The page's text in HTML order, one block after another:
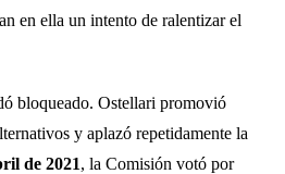
en ella un intento de ralentizar el
bloqueado. Ostellari promovió
y aplazó repetidamente la
de 2021, la Comisión votó por